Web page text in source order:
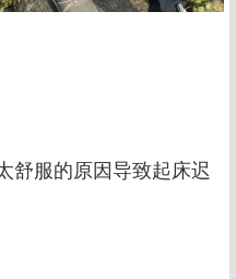
舒服的原因导致起床迟